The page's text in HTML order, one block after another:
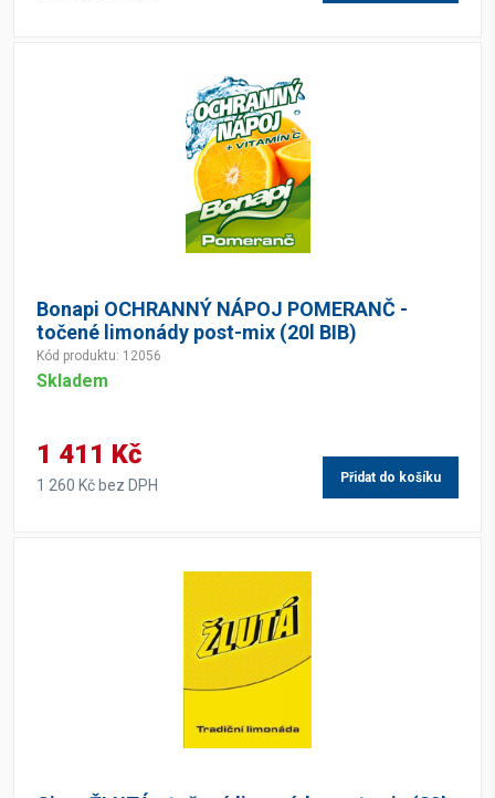
Bonapi OCHRANNÝ NÁPOJ POMERANČ -
točené limonády post-mix (20l BIB)
Kód produktu: 12056
Skladem
1 411 Kč
1 260 Kč bez DPH Přidat do košíku